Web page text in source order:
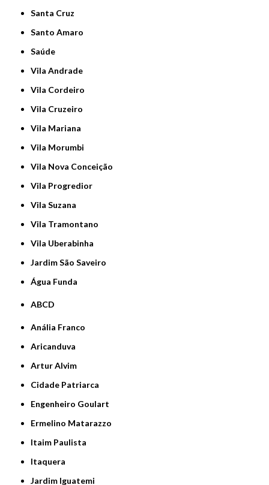
Santa Cruz
Santo Amaro
Saúde
Vila Andrade
Vila Cordeiro
Vila Cruzeiro
Vila Mariana
Vila Morumbi
Vila Nova Conceição
Vila Progredior
Vila Suzana
Vila Tramontano
Vila Uberabinha
jardim São Saveiro
Água Funda
ABCD
Anália Franco
Aricanduva
Artur Alvim
Cidade Patriarca
Engenheiro Goulart
Ermelino Matarazzo
Itaim Paulista
Itaquera
Jardim Iguatemi